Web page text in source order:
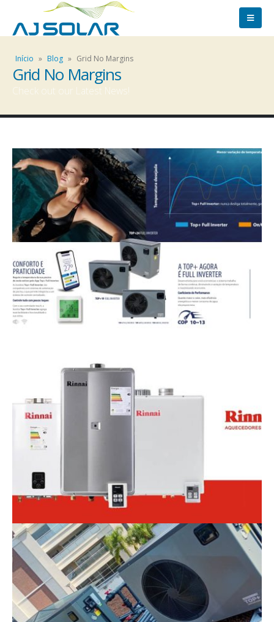
Início » Blog » Grid No Margins
Grid No Margins
Check out our Latest News!